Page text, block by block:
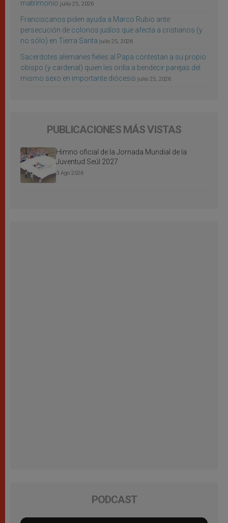
matrimonio julio 25, 2026
Franciscanos piden ayuda a Marco Rubio ante
persecución de colonos judíos que afecta a cristianos (y
no sólo) en Tierra Santa julio 25, 2026
Sacerdotes alemanes fieles al Papa contestan a su propio
obispo (y cardenal) quien les orilla a bendecir parejas del
mismo sexo en importante diócesis julio 25, 2026
PUBLICACIONES MÁS VISTAS
Himno oficial de la Jornada Mundial de la
Juventud Seúl 2027
3 Ago 2026
PODCAST